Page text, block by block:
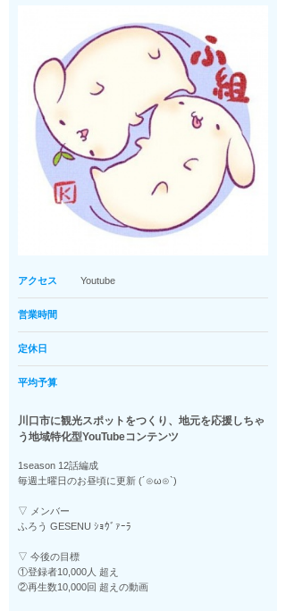
アクセス Youtube
営業時間
定休日
平均予算
川口市に観光スポットをつくり、地元を応援しちゃ
う地域特化型YouTubeコンテンツ
1season 12話編成
毎週土曜日のお昼頃に更新 (´⊙ω⊙`)
▽ メンバー
ふろう GESENU ｼｮｳﾞｧｰﾗ
▽ 今後の目標
①登録者10,000人 超え
②再生数10,000回 超えの動画